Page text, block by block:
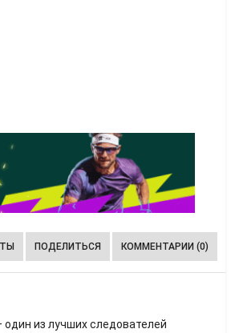
ПОДЕЛИТЬСЯ КОММЕНТАРИИ (0)
из лучших следователей